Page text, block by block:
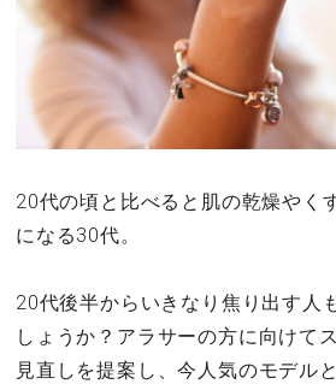
仕事とキャリア
ファッション・美容
グルメ
趣味・旅行
20代の頃と比べると肌の乾燥やく
になる30代。
20代後半からいきなり焦り出す人
しょうか？アラサーの方に向けて
見直しを提案し、今人気のモデル